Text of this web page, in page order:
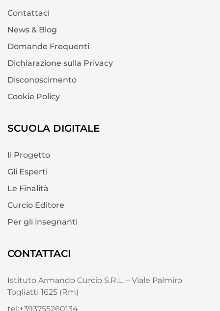
Contattaci
News & Blog
Domande Frequenti
Dichiarazione sulla Privacy
Disconoscimento
Cookie Policy
SCUOLA DIGITALE
Il Progetto
Gli Esperti
Le Finalità
Curcio Editore
Per gli insegnanti
CONTATTACI
Istituto Armando Curcio S.R.L. – Viale Palmiro
Togliatti 1625 (Rm)
tel:+393755260134